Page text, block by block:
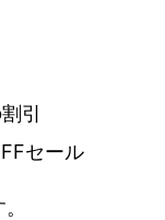
引
セール